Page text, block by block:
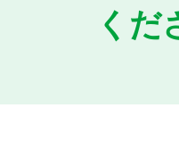
くだ